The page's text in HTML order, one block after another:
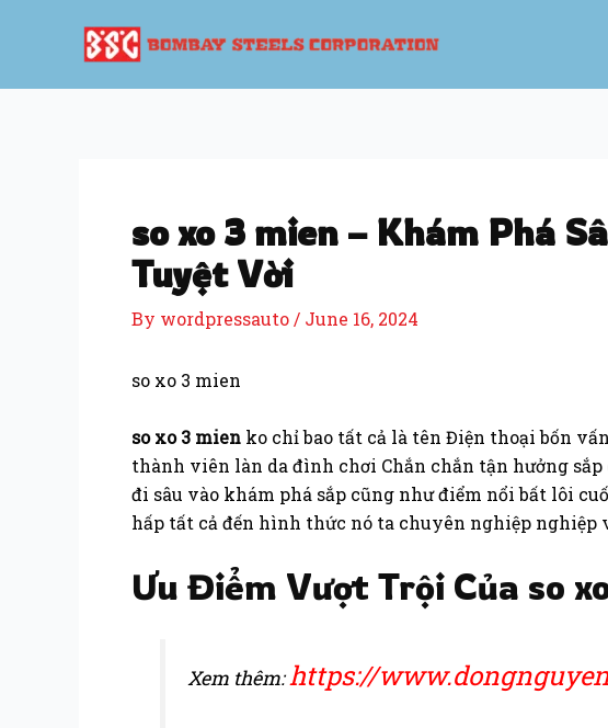
so xo 3 mien – Khám Phá
Tuyệt Vời
By wordpressauto / June 16, 2024
so xo 3 mien
so xo 3 mien ko chỉ bao tất cả là tên Điện thoại bốn
thành viên làn da đình chơi Chắn chắn tận hưởng
đi sâu vào khám phá sắp cũng như điểm nổi bất lôi
hấp tất cả đến hình thức nó ta chuyên nghiệp nghiệp
Ưu Điểm Vượt Trội Của so
Xem thêm:https://
navigation